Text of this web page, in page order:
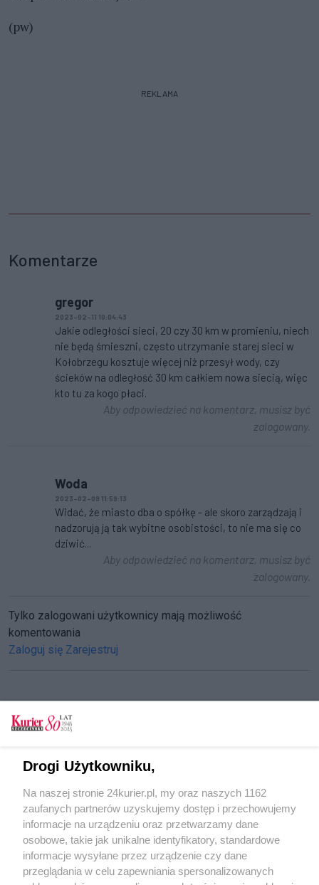
(pw)
REKLAMA
Komentarze
gregor
2023-02-11 10:04:43
Jakie odległości sieci, 20 czy 30 km w promieniu, niech
nie będą śmieszni, często utrzymanie starej sieci w
Kołobrzegu kosztuje więcej niż przesył wody, czy
ścieków na odległość 30 km całkiem nowa siecią, więc
kto tu za kogo płaci.
Aby odpowiedzieć na komentarz, musisz być
zalogowany.
Woda
2023-02-09 11:59:13
Widać, że miasto dba o spółkę - ale skoro zarządzają i
nadzorują ją tak wybitne osobistości, to nie ma się co
dziwić...
Aby odpowiedzieć na komentarz, musisz być
zalogowany.
Tylko zalogowani użytkownicy mają możliwość
komentowania
Zaloguj się Zarejestruj
CZYTAJ TAKŻE
wstrzymana przez błąd urzędników
To już jest koniec. Znika stary kołobrzeski bazar
Nielegalny hazard w Kołobrzegu
POGODA
Drogi Użytkowniku,
Na naszej stronie 24kurier.pl, my oraz naszych 1162
zaufanych partnerów uzyskujemy dostęp i przechowujemy
informacje na urządzeniu oraz przetwarzamy dane
osobowe, takie jak unikalne identyfikatory, standardowe
informacje wysyłane przez urządzenie czy dane
przeglądania w celu zapewniania spersonalizowanych